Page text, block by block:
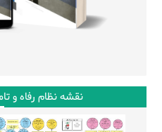
نقشه نظام رفاه و